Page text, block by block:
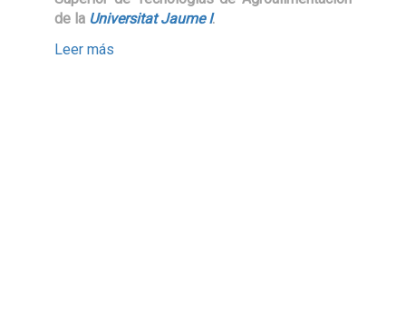
de la Universitat Jaume I.
Leer más